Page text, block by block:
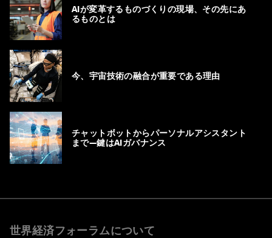
AIが変革するものづくりの現場、その先にあ
るものとは
今、宇宙技術の融合が重要である理由
チャットボットからパーソナルアシスタント
まで―鍵はAIガバナンス
世界経済フォーラムについて